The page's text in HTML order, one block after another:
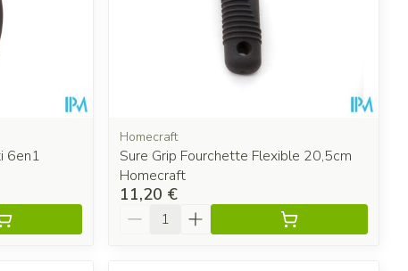
6en1
Homecraft
Sure Grip Fourchette Flexible 20,5cm
Homecraft
11,20 €
Quantité